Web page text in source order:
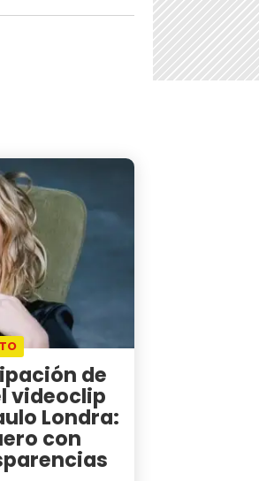
de
videoclip
Londra:
con